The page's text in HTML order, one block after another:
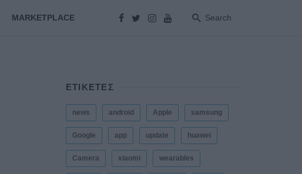
MARKETPLACE Search
ΕΤΙΚΕΤΕΣ
news android Apple samsung
Google app update huawei
Camera xiaomi wearables